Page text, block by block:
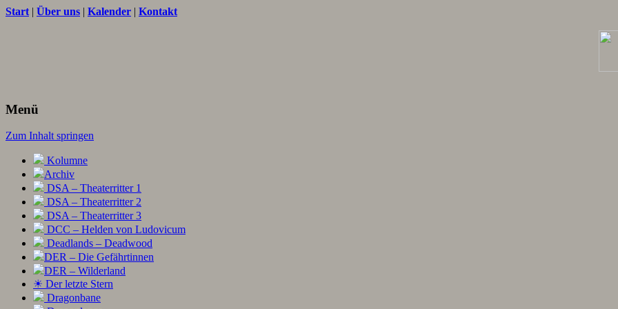
Start | Über uns | Kalender | Kontakt
Menü
Zum Inhalt springen
Kolumne
Archiv
DSA – Theaterritter 1
DSA – Theaterritter 2
DSA – Theaterritter 3
DCC – Helden von Ludovicum
Deadlands – Deadwood
DER – Die Gefährtinnen
DER – Wilderland
☀ Der letzte Stern
Dragonbane